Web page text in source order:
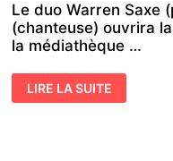
Le duo Warren Saxe
(chanteuse) ouvrira
la médiathèque …
CHALLANS
–
LIRE LA SUITE